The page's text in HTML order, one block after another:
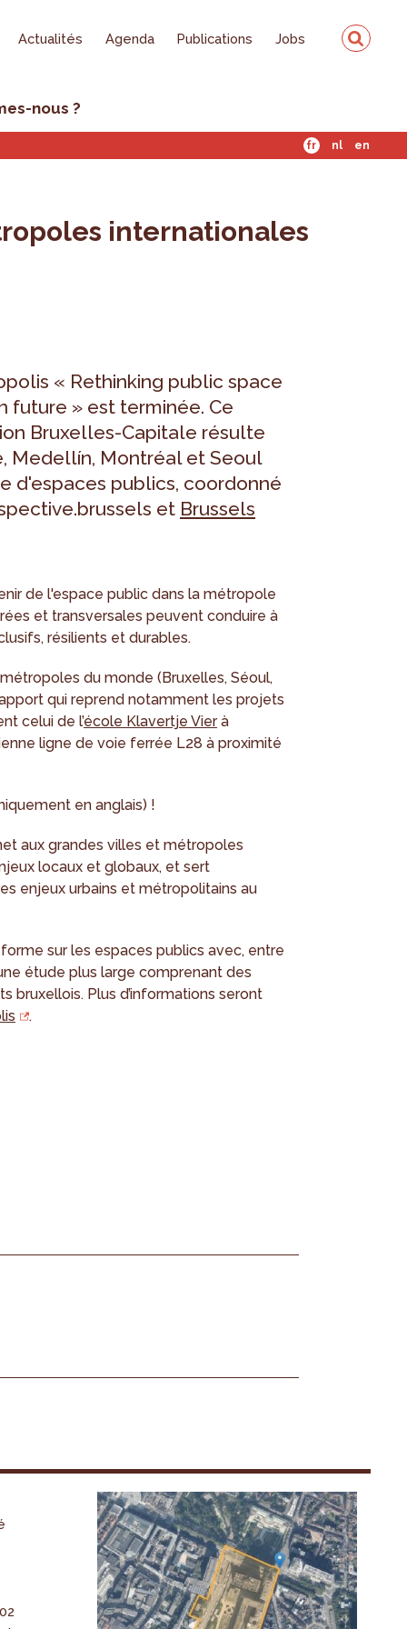
Actualités Agenda Publications Jobs
nous ?
fr nl en
internationales
« Rethinking public space
future » est terminée. Ce
Bruxelles-Capitale résulte
Medellín, Montréal et Seoul
d'espaces publics, coordonné
et Brussels
de l'espace public dans la métropole
et transversales peuvent conduire à
résilients et durables.
du monde (Bruxelles, Séoul,
qui reprend notamment les projets
celui de l’école Klavertje Vierà
ligne de voie ferrée L28 à proximité
en anglais) !
aux grandes villes et métropoles
locaux et globaux, et sert
enjeux urbains et métropolitains au
sur les espaces publics avec, entre
étude plus large comprenant des
bruxellois. Plus d’informations seront
.